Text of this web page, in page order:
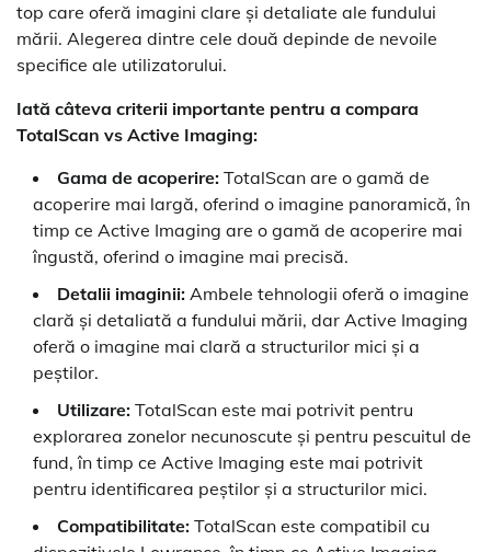
top care oferă imagini clare și detaliate ale fundului
mării. Alegerea dintre cele două depinde de nevoile
specifice ale utilizatorului.
Iată câteva criterii importante pentru a compara
TotalScan vs Active Imaging:
Gama de acoperire: TotalScan are o gamă de
acoperire mai largă, oferind o imagine panoramică, în
timp ce Active Imaging are o gamă de acoperire mai
îngustă, oferind o imagine mai precisă.
Detalii imaginii: Ambele tehnologii oferă o imagine
clară și detaliată a fundului mării, dar Active Imaging
oferă o imagine mai clară a structurilor mici și a
peștilor.
Utilizare: TotalScan este mai potrivit pentru
explorarea zonelor necunoscute și pentru pescuitul de
fund, în timp ce Active Imaging este mai potrivit
pentru identificarea peștilor și a structurilor mici.
Compatibilitate: TotalScan este compatibil cu